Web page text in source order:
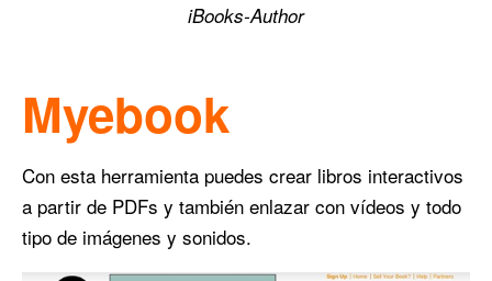
iBooks-Author
Myebook
Con esta herramienta puedes crear libros interactivos
a partir de PDFs y también enlazar con vídeos y todo
tipo de imágenes y sonidos.